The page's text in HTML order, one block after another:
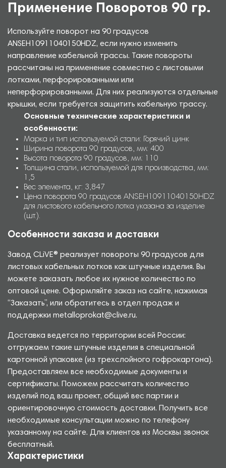
Применение Поворотов 90 гр.
Используйте поворот на 90 градусов
ANSEH10911040150HDZ, если нужно изменить
направление кабельной трассы. Такие повороты
рассчитаны на применение совместно с листовыми
лотками, перфорированными или
неперфорированными. Для них реализуются отдельные
крышки, если требуется защитить кабельную трассу.
Основные технические характеристики и
особенности:
Марка и тип используемой стали: Горячий цинк
Ширина поворота 90 градусов, мм: 400
Высота поворота 90 градусов, мм: 110
Толщина стали, используемой для производства, мм:
1,5
Вес элемента, кг: 3,847
Цена поворота 90 градусов ANSEH10911040150HDZ
для листового кабельного лотка указана за изделие
(шт.).
Особенности заказа и доставки
Завод CLiVE® реализует повороты 90 градусов для
листовых кабельных лотков как штучные изделия. Вы
можете заказать любое их нужное количество по
оптовой цене. Оформляйте заказ на сайте, нажимая
“Заказать”, или обратитесь в отдел продаж и
поддержки metalloprokat@clive.ru.
Доставка ведется по территории всей России:
отгружаем такие штучные изделия в специальной
картонной упаковке (из трехслойного гофрокартона).
Предоставляем все необходимые документы и
сертификаты. Поможем рассчитать количество
изделий под ваш проект, общий вес партии и
ориентировочную стоимость доставки. Получить все
необходимые консультации можно по телефону
указанному на сайте. Для клиентов из Москвы звонок
бесплатный.
Характеристики